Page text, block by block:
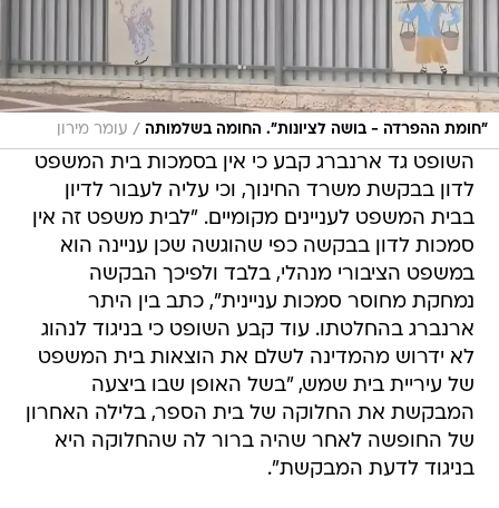
"חומת ההפרדה - בושה לציונות". החומה בשלמותה / עומר מירון
השופט גד ארנברג קבע כי אין בסמכות בית המשפט
לדון בבקשת משרד החינוך, וכי עליה לעבור לדיון
בבית המשפט לעניינים מקומיים. "לבית משפט זה אין
סמכות לדון בבקשה כפי שהוגשה שכן עניינה הוא
במשפט הציבורי מנהלי, בלבד ולפיכך הבקשה
נמחקת מחוסר סמכות עניינית", כתב בין היתר
ארנברג בהחלטתו. עוד קבע השופט כי בניגוד לנהוג
לא ידרוש מהמדינה לשלם את הוצאות בית המשפט
של עיריית בית שמש, "בשל האופן שבו ביצעה
המבקשת את החלוקה של בית הספר, בלילה האחרון
של החופשה לאחר שהיה ברור לה שהחלוקה היא
בניגוד לדעת המבקשת".